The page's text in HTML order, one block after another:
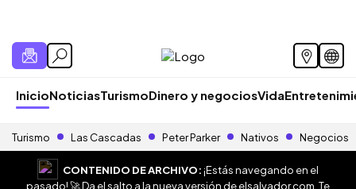
InicioNoticiasTurismoDinero y negociosVida
Turismo Las Cascadas Peter Parker Nativos Negocios
CONTENIDO DE ARCHIVO:¡Estás navegando en el
pasado! 🚀 Da el salto a la nueva versión deelsalvador.com . Te